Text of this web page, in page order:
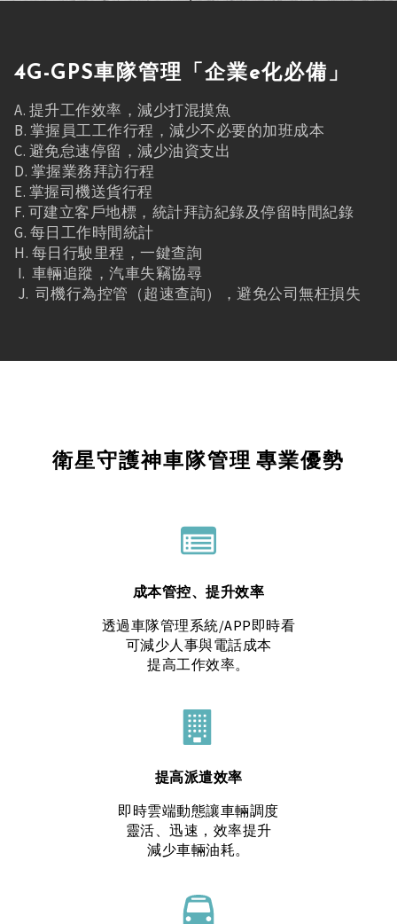
4G-GPS車隊管理「企業e化必備」
A. 提升工作效率，減少打混摸魚
B. 掌握員工工作行程，減少不必要的加班成本
C. 避免怠速停留，減少油資支出
D. 掌握業務拜訪行程
E. 掌握司機送貨行程
F. 可建立客戶地標，統計拜訪紀錄及停留時間紀錄
G. 每日工作時間統計
H. 每日行駛里程，一鍵查詢
I. 車輛追蹤，汽車失竊協尋
J. 司機行為控管（超速查詢），避免公司無枉損失
衛星守護神車隊管理 專業優勢
成本管控、提升效率
透過車隊管理系統/APP即時看
可減少人事與電話成本
提高工作效率。
提高派遣效率
即時雲端動態讓車輛調度
靈活、迅速，效率提升
減少車輛油耗。